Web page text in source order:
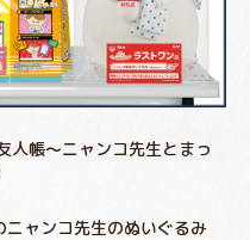
人帳～ニャンコ先生とまっ
ャンコ先生のぬいぐるみ